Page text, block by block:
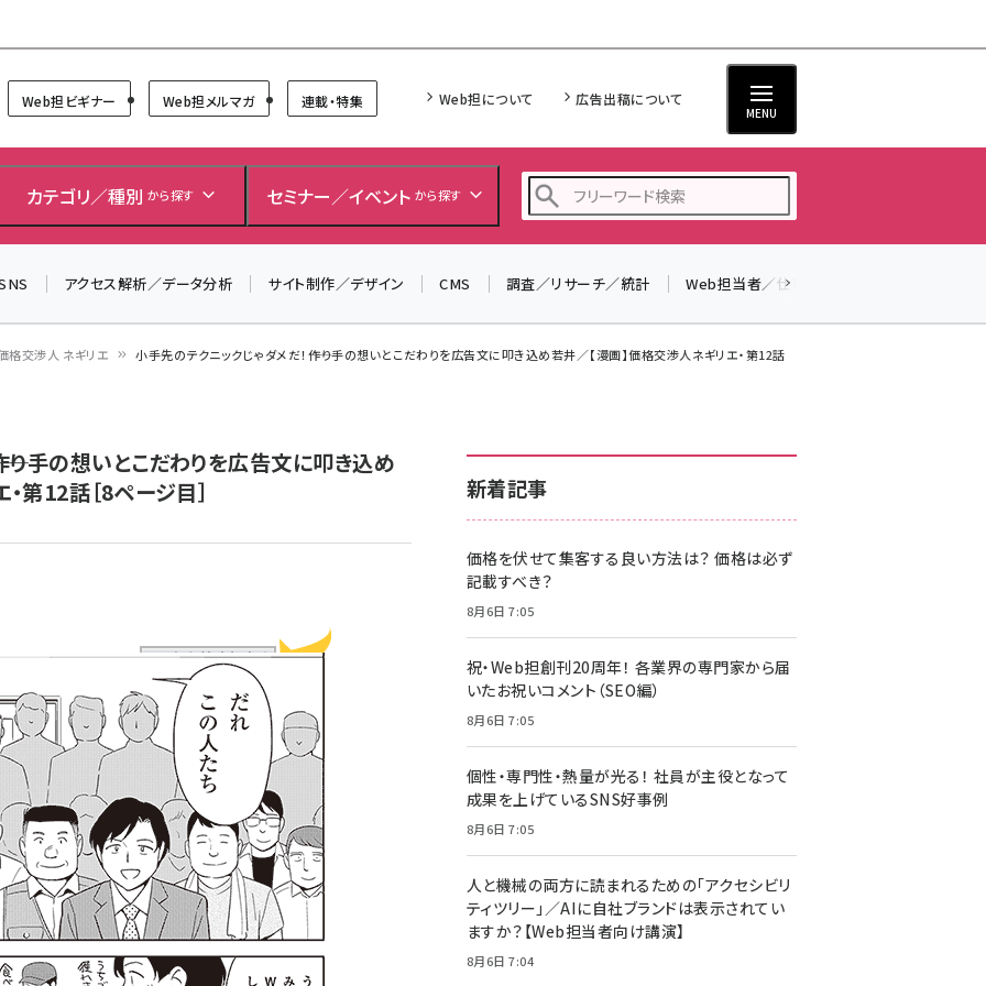
Web担ビギナー Web担メルマガ 連載・特集 Web担について 広告出稿について
MENU
カテゴリ／種別 から探す セミナー／イベント から探す
ai (2807)
z世代 (1622)
meo (1275)
アクセス解析／データ分析 サイト制作／デザイン CMS 調査／リサーチ／統計 Web担当者／仕事
格交渉人 ネギリエ 小手先のテクニックじゃダメだ！――作り手の想いとこだわりを広告文に叩き込め若井／【漫画】価格交渉人ネギリエ・第12話
り手の想いとこだわりを広告文に叩き込め
第12話［8ページ目］
新着記事
価格を伏せて集客する良い方法は？ 価格は必ず
記載すべき？
8月6日 7:05
祝・Web担創刊20周年！ 各業界の専門家から届
いたお祝いコメント（SEO編）
8月6日 7:05
個性・専門性・熱量が光る！ 社員が主役となって
成果を上げているSNS好事例
8月6日 7:05
人と機械の両方に読まれるための「アクセシビリ
ティツリー」／AIに自社ブランドは表示されてい
ますか？【Web担当者向け講演】
8月6日 7:04